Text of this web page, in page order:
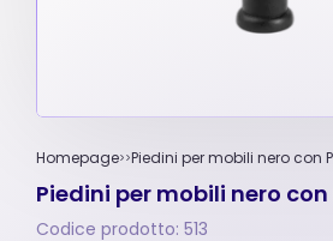
Homepage Piedini per mobili nero con
Piedini per mobili nero
Codice prodotto: 513